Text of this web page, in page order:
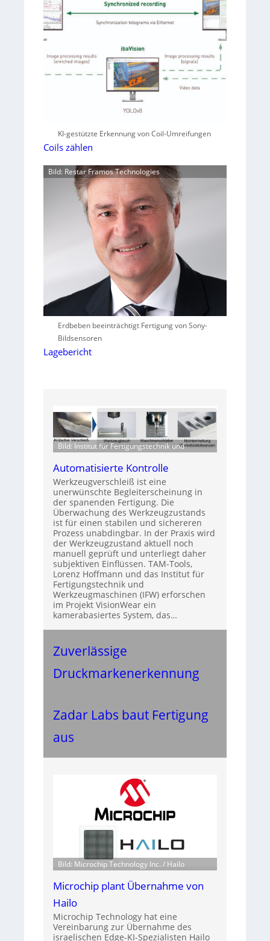
KI-gestützte Erkennung von Coil-Umreifungen
Coils zählen
Bild: Restar Framos Technologies
Erdbeben beeinträchtigt Fertigung von Sony-
Bildsensoren
Lagebericht
Bild: Institut für Fertigungstechnik und
Automatisierte Kontrolle
Werkzeugverschleiß ist eine
unerwünschte Begleiterscheinung in
der spanenden Fertigung. Die
Überwachung des Werkzeugzustands
ist für einen stabilen und sichereren
Prozess unabdingbar. In der Praxis wird
der Werkzeugzustand aktuell noch
manuell geprüft und unterliegt daher
subjektiven Einflüssen. TAM-Tools,
Lorenz Hoffmann und das Institut für
Fertigungstechnik und
Werkzeugmaschinen (IFW) erforschen
im Projekt VisionWear ein
kamerabasiertes System, das…
Zuverlässige
Druckmarkenerkennung
Zadar Labs baut Fertigung
aus
Bild: Microchip Technology Inc. / Hailo
Microchip plant Übernahme von
Hailo
Microchip Technology hat eine
Vereinbarung zur Übernahme des
israelischen Edge-KI-Spezialisten Hailo